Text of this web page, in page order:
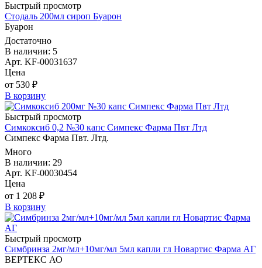
Быстрый просмотр
Стодаль 200мл сироп Буарон
Буарон
Достаточно
В наличии: 5
Арт. KF-00031637
Цена
от 530 ₽
В корзину
Быстрый просмотр
Симкоксиб 0,2 №30 капс Симпекс Фарма Пвт Лтд
Симпекс Фарма Пвт. Лтд.
Много
В наличии: 29
Арт. KF-00030454
Цена
от 1 208 ₽
В корзину
Быстрый просмотр
Симбринза 2мг/мл+10мг/мл 5мл капли гл Новартис Фарма АГ
ВЕРТЕКС АО